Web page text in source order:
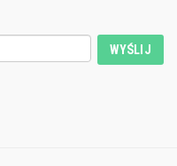
WYŚLIJ